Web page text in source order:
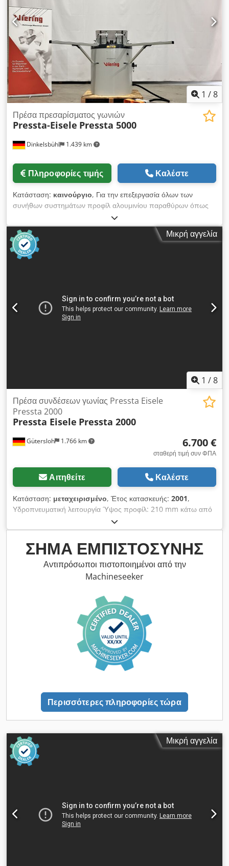
Διαστάσεις τραπεζιού 530x340 mm Ελεύθερο ύψος 260 mm
Ρυθμιζόμενη διαδρομή από 0 έως 35 mm ΕΠΙΛΟΓΕΣ:
Περιστρεφόμενη ντουλάπα / βάση ΣΥΣΚΕΥΑΣΙΑ ΚΑΙ
ΔΙΑΣΤΑΣΕΙΣ: 600 x 490 x 600 (86 kg) Τυπική συσκευασία σε
ξύλινο κλουβί Αναμένουμε το μήνυμά σας! Plantec Maschinen
GmbH
1 /8
Dinkelsbühl 1.439 km
Πρέσα πρεσαρίσματος γωνιών
Pressta-Eisele Pressta 5000
Πληροφορίες τιμής Καλέστε
Κατάσταση: καινούργιο, Για την επεξεργασία όλων των
συνήθων συστημάτων προφίλ αλουμινίου παραθύρων όπως
Schüco, Hueck, Heroal, Reynolds κ.ά. Καθολικά εφαρμόσιμο
χάρη στα διπλά ρυθμιζόμενα στοιχείο διάτρησης. Για γωνιακά
συνδετικά με μέγεθος αύλακας από 25 έως 60 mm και
μετατόπιση θαλάμου προφίλ 0–40 mm. Απείρως ρυθμιζόμενοι
καθ’ ύψος αισθητήρες, μαχαίρια διάτρησης και ενθέματα
Υδραυλική ασφάλιση στηρίγματος. Πνευματική διαδικασία
διάτρησης μέσω συστήματος μοχλών εξασφαλίζει
συγχρονισμένη διάτρηση. 2 πνευματικοί κύλινδροι πίεσης για
Μικρή αγγελία
1 /8
Gütersloh 1.766 km
Πρέσα συνδέσεων γωνίας Pressta Eisele
Pressta 2000
Pressta Eisele Pressta 2000
6.700 €
σταθερή τιμή συν ΦΠΑ
Αιτηθείτε Καλέστε
Κατάσταση: μεταχειρισμένο, Έτος κατασκευής: 2001,
Υδροπνευματική λειτουργία Ύψος προφίλ: 210 mm κάτω από
τον συγκρατητή Dcedpfeyu Rztex Ahijk Μέγιστο ύψος
διάτρησης με διπλά ρυθμιζόμενες κεφαλές διάτρησης: 145 mm
Ύψος αντιστήριξης: 150 mm Βάρος: περίπου 400 kg
ΣΉΜΑ ΕΜΠΙΣΤΟΣΎΝΗΣ
Αντιπρόσωποι πιστοποιημένοι από την
Machineseeker
Περισσότερες πληροφορίες τώρα
Μικρή αγγελία